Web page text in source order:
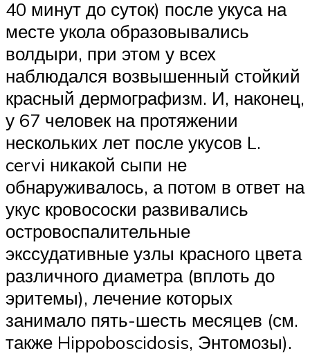
40 минут до суток) после укуса на
месте укола образовывались
волдыри, при этом у всех
наблюдался возвышенный стойкий
красный дермографизм. И, наконец,
у 67 человек на протяжении
нескольких лет после укусов L.
cervi никакой сыпи не
обнаруживалось, а потом в ответ на
укус кровососки развивались
островоспалительные
экссудативные узлы красного цвета
различного диаметра (вплоть до
эритемы), лечение которых
занимало пять-шесть месяцев (см.
также Hippoboscidosis, Энтомозы).